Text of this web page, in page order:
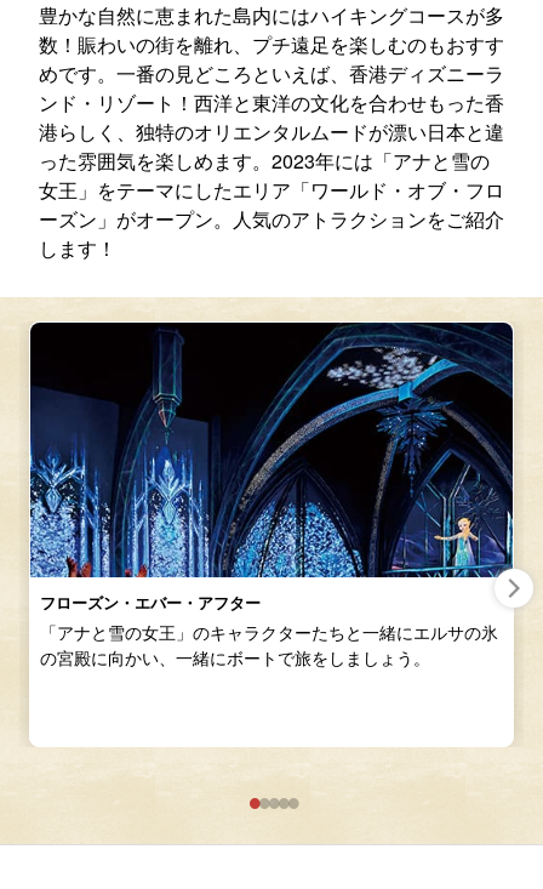
豊かな自然に恵まれた島内にはハイキングコースが多
数！賑わいの街を離れ、プチ遠足を楽しむのもおすす
めです。一番の見どころといえば、香港ディズニーラ
ンド・リゾート！西洋と東洋の文化を合わせもった香
港らしく、独特のオリエンタルムードが漂い日本と違
った雰囲気を楽しめます。2023年には「アナと雪の
女王」をテーマにしたエリア「ワールド・オブ・フロ
ーズン」がオープン。人気のアトラクションをご紹介
します！
フローズン・エバー・アフター
「アナと雪の女王」のキャラクターたちと一緒にエルサの氷
の宮殿に向かい、一緒にボートで旅をしましょう。